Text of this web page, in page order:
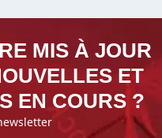
MIS À JOUR
ET
EN COURS ?